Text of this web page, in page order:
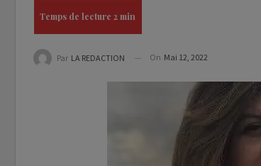
Par LA REDACTION On Mai 12, 2022